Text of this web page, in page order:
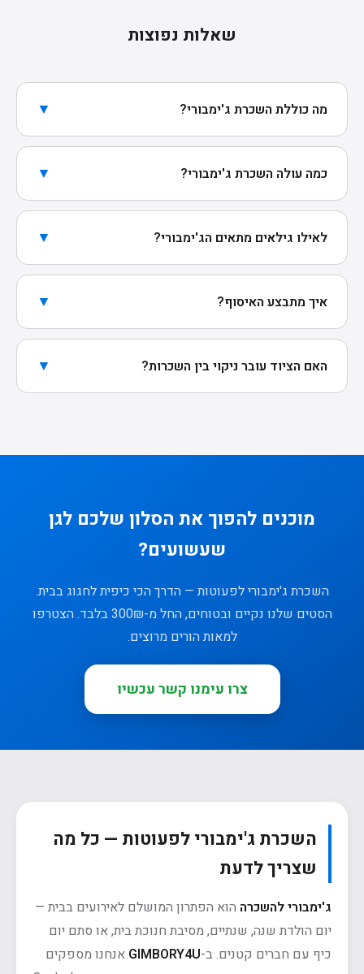
שאלות נפוצות
מה כוללת השכרת ג'ימבורי? ▼
השכרת ג'ימבורי כוללת 7 מתקנים פרימיום — מגלשות,
קשתות, מנהרות וכיפות. כל הציוד נקי ובטיחותי, מגיע
הגנה ובריכת כדורים.
כמה עולה השכרת ג'ימבורי? ▼
חבילה בסיסית ב-300₪ (7 מתקנים), חבילת בטיחות
ב-450₪ (+ מזרני הגנה), וחבילת מסיבה מושלמת
לאילו גילאים מתאים הג'ימבורי? ▼
לגילאי 8 חודשים עד 4 שנים. חומרים רכים, מעודדי
תנועה בסביבה מוגנת ובטיחותית.
איך מתבצע האיסוף? ▼
איסוף עצמי מקריית עקרון. הציוד מתקפל ונכנס בקלות
לכל רכב פרטי. האיסוף אורך כ-10 דקות.
האם הציוד עובר ניקוי בין השכרות? ▼
מוכנים להפוך את הסלון שלכם לגן
שעשועים?
השכרת ג'ימבורי לפעוטות — הדרך הכי כיפית לחגוג בבית.
הסטים שלנו נקיים ובטוחים, החל מ-300₪ בלבד. הצטרפו
למאות הורים מרוצים.
צרו עימנו קשר עכשיו
השכרת ג'ימבורי לפעוטות — כל מה
שצריך לדעת
ג'ימבורי להשכרה הוא הפתרון המושלם לאירועים בבית —
יום הולדת שנה, שנתיים, מסיבת חנוכת בית, או סתם יום
כיף עם חברים קטנים. ב-GIMBORY4U אנחנו מספקים